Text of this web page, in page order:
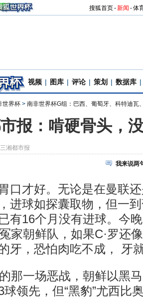
搜狐首页-新闻 -体
视频 | 图库 | 评论 | 策划 | 数据库 |
世界杯 > 南非世界杯G组：巴西、葡萄牙、科特迪瓦
报：啃硬骨头，
湘都市报
我来说两
才好。无论是在曼联还
进球如探囊取物，但一
有16个月没有进球。今
家朝鲜队，如果C·罗还
牙，恐怕肉吃不成， 牙
一场恶战，朝鲜以黑马
领先，但“黑豹”尤西比